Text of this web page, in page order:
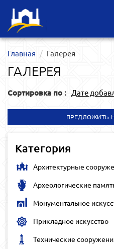
Главная Галерея
ГАЛЕРЕЯ
Сортировка по : Дате
ПРЕДЛОЖИТЬ
Категория
Архитектурные
Археологические
Монументальное
Прикладное искусство
Технические